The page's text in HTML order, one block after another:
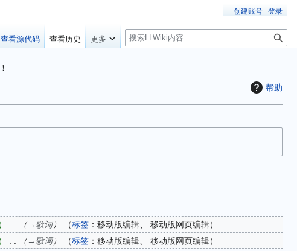
！
帮助
→ 歌词 标签： 移动版编辑
移动版网页编辑
→ 歌词 标签： 移动版编辑
移动版网页编辑
创建账号 登录
查看源代码 查看历史 更多
搜
索